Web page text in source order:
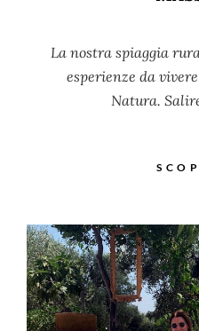
La nostra spiaggia
esperienze da
Natura.